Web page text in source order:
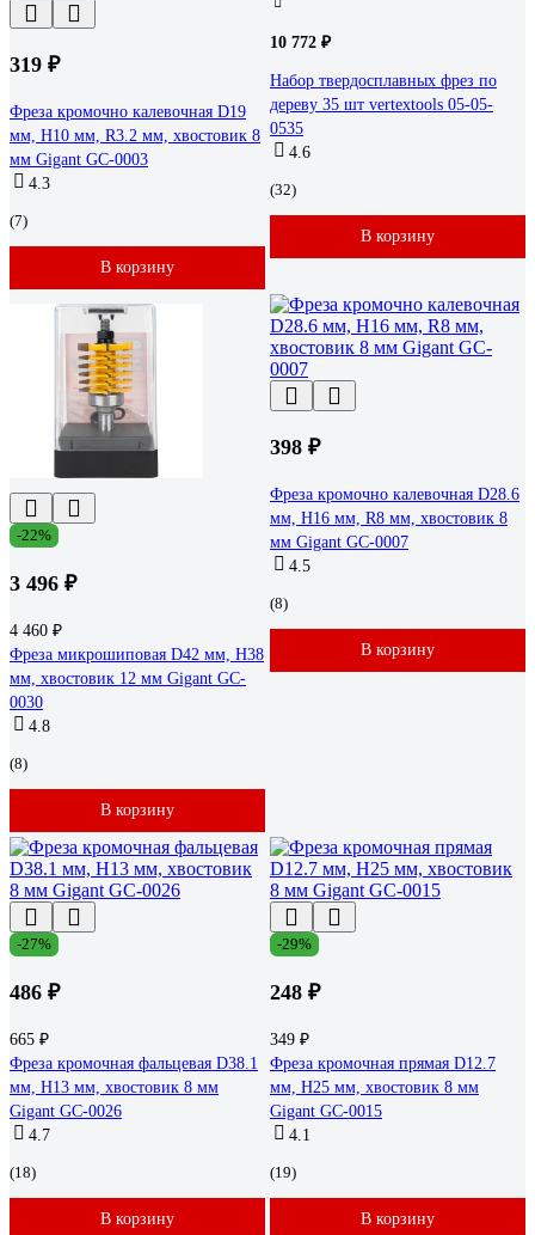
319 ₽
Фреза кромочно калевочная D19
мм, H10 мм, R3.2 мм, хвостовик 8
мм Gigant GC-0003
4.3
(7)
В корзину
10 772 ₽
Набор твердосплавных фрез по
дереву 35 шт vertextools 05-05-
0535
4.6
(32)
В корзину
-22%
3 496 ₽
4 460 ₽
Фреза микрошиповая D42 мм, H38
мм, хвостовик 12 мм Gigant GC-
0030
4.8
(8)
В корзину
398 ₽
Фреза кромочно калевочная D28.6
мм, H16 мм, R8 мм, хвостовик 8
мм Gigant GC-0007
4.5
(8)
В корзину
-27%
486 ₽
665 ₽
Фреза кромочная фальцевая D38.1
мм, H13 мм, хвостовик 8 мм
Gigant GC-0026
4.7
(18)
В корзину
-29%
248 ₽
349 ₽
Фреза кромочная прямая D12.7
мм, H25 мм, хвостовик 8 мм
Gigant GC-0015
4.1
(19)
В корзину